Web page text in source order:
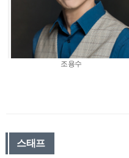
조용수
스태프